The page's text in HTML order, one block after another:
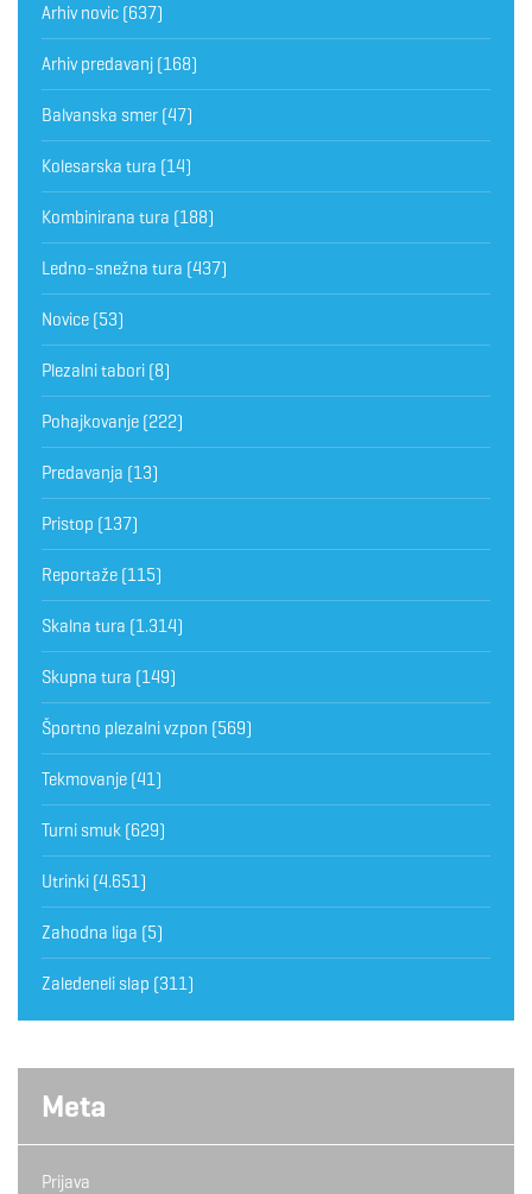
Arhiv novic (637)
Arhiv predavanj (168)
Balvanska smer (47)
Kolesarska tura (14)
Kombinirana tura (188)
Ledno-snežna tura (437)
Novice (53)
Plezalni tabori (8)
Pohajkovanje (222)
Predavanja (13)
Pristop (137)
Reportaže (115)
Skalna tura (1.314)
Skupna tura (149)
Športno plezalni vzpon (569)
Tekmovanje (41)
Turni smuk (629)
Utrinki (4.651)
Zahodna liga (5)
Zaledeneli slap (311)
Meta
Prijava